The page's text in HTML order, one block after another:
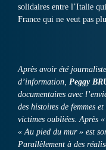
solidaires entre l’Italie
France qui ne veut pas
Après avoir été
d’information, Peggy
documentaires avec
des histoires de femmes
victimes oubliées. Après
« Au pied du mur » est
Parallèlement à des